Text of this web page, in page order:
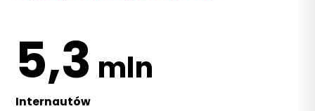
5,3 mln
Internautów